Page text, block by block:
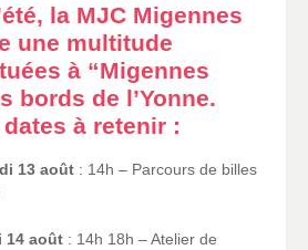
la MJC Migennes
une multitude
à “Migennes
bords de l’Yonne.
à retenir :
13 août : 14h – Parcours de billes
14 août : 14h 18h – Atelier de